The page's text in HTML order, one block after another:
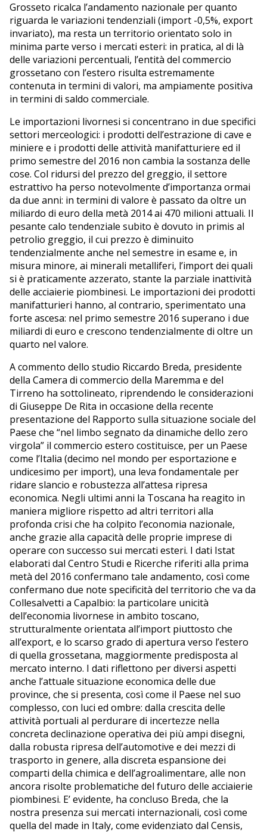
Grosseto ricalca l’andamento nazionale per quanto
riguarda le variazioni tendenziali (import -0,5%, export
invariato), ma resta un territorio orientato solo in
minima parte verso i mercati esteri: in pratica, al di là
delle variazioni percentuali, l’entità del commercio
grossetano con l’estero risulta estremamente
contenuta in termini di valori, ma ampiamente positiva
in termini di saldo commerciale.
Le importazioni livornesi si concentrano in due specifici
settori merceologici: i prodotti dell’estrazione di cave e
miniere e i prodotti delle attività manifatturiere ed il
primo semestre del 2016 non cambia la sostanza delle
cose. Col ridursi del prezzo del greggio, il settore
estrattivo ha perso notevolmente d’importanza ormai
da due anni: in termini di valore è passato da oltre un
miliardo di euro della metà 2014 ai 470 milioni attuali. Il
pesante calo tendenziale subito è dovuto in primis al
petrolio greggio, il cui prezzo è diminuito
tendenzialmente anche nel semestre in esame e, in
misura minore, ai minerali metalliferi, l’import dei quali
si è praticamente azzerato, stante la parziale inattività
delle acciaierie piombinesi. Le importazioni dei prodotti
manifatturieri hanno, al contrario, sperimentato una
forte ascesa: nel primo semestre 2016 superano i due
miliardi di euro e crescono tendenzialmente di oltre un
quarto nel valore.
A commento dello studio Riccardo Breda, presidente
della Camera di commercio della Maremma e del
Tirreno ha sottolineato, riprendendo le considerazioni
di Giuseppe De Rita in occasione della recente
presentazione del Rapporto sulla situazione sociale del
Paese che “nel limbo segnato da dinamiche dello zero
virgola” il commercio estero costituisce, per un Paese
come l’Italia (decimo nel mondo per esportazione e
undicesimo per import), una leva fondamentale per
ridare slancio e robustezza all’attesa ripresa
economica. Negli ultimi anni la Toscana ha reagito in
maniera migliore rispetto ad altri territori alla
profonda crisi che ha colpito l’economia nazionale,
anche grazie alla capacità delle proprie imprese di
operare con successo sui mercati esteri. I dati Istat
elaborati dal Centro Studi e Ricerche riferiti alla prima
metà del 2016 confermano tale andamento, così come
confermano due note specificità del territorio che va da
Collesalvetti a Capalbio: la particolare unicità
dell’economia livornese in ambito toscano,
strutturalmente orientata all’import piuttosto che
all’export, e lo scarso grado di apertura verso l’estero
di quella grossetana, maggiormente predisposta al
mercato interno. I dati riflettono per diversi aspetti
anche l’attuale situazione economica delle due
province, che si presenta, così come il Paese nel suo
complesso, con luci ed ombre: dalla crescita delle
attività portuali al perdurare di incertezze nella
concreta declinazione operativa dei più ampi disegni,
dalla robusta ripresa dell’automotive e dei mezzi di
trasporto in genere, alla discreta espansione dei
comparti della chimica e dell’agroalimentare, alle non
ancora risolte problematiche del futuro delle acciaierie
piombinesi. E’ evidente, ha concluso Breda, che la
nostra presenza sui mercati internazionali, così come
quella del made in Italy, come evidenziato dal Censis,